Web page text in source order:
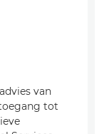
van
tot